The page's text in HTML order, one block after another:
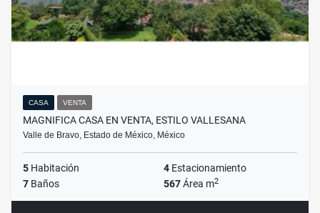
CASA VENTA
MAGNIFICA CASA EN VENTA, ESTILO VALLESANA
Valle de Bravo, Estado de México, México
5 Habitación 4 Estacionamiento
7 Baños 567Área m2